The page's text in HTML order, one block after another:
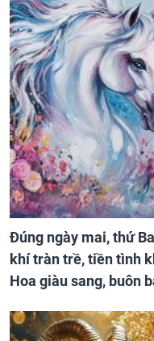
Đúng ngày mai, thứ
khí tràn trề, tiền tình
Hoa giàu sang, buôn